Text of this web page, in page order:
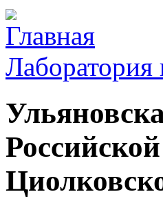
Лаборатория